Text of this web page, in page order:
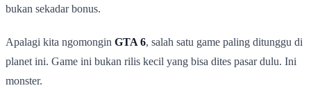
bukan sekadar bonus.
Apalagi kita ngomongin GTA 6, salah satu game paling ditunggu di
planet ini. Game ini bukan rilis kecil yang bisa dites pasar dulu. Ini
monster.